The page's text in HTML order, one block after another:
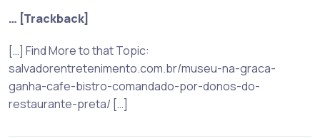
… [Trackback]
[…] Find More to that Topic:
salvadorentretenimento.com.br/museu-na-graca-
ganha-cafe-bistro-comandado-por-donos-do-
restaurante-preta/ […]